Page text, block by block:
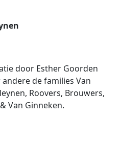
door Esther Goorden
de families Van
Roovers, Brouwers,
Van Ginneken.